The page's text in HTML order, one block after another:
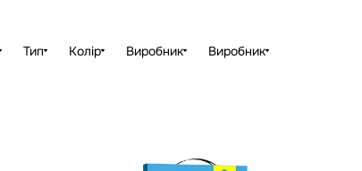
Тип Колір Виробник Виробник